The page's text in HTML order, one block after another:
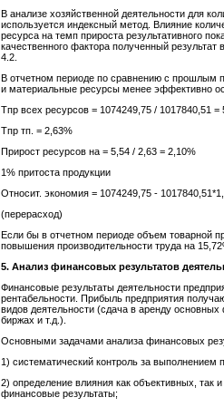
В анализе хозяйственной деятельности для
используется индексный метод. Влияние
ресурса на темп прироста результативного
качественного фактора полученный
4.2.
В отчетном периоде по сравнению с прошлым
и материальные ресурсы менее эффективно
Тпр всех ресурсов = 1074249,75 / 1017840,51 =
Тпр тп. = 2,63%
Прирост ресурсов на = 5,54 / 2,63 = 2,10%
1% притоста продукции
Относит. экономия = 1074249,75 -
(перерасход)
Если бы в отчетном периоде объем товарной
повышения производительности труда на
5. Анализ финансовых результатов
Финансовые результаты деятельности
рентабельности. Прибыль предприятия
видов деятельности (сдача в аренду
биржах и т.д.).
Основными задачами анализа финансовых
1) систематический контроль за
2) определение влияния как объективных, так
финансовые результаты;